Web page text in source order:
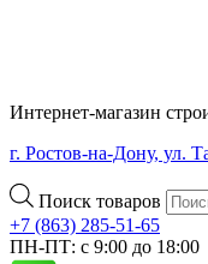
Интернет-магазин
г. Ростов-на-Дону, ул.
Поиск товаров
+7 (863) 285-51-65
ПН-ПТ: с 9:00 до 18:00